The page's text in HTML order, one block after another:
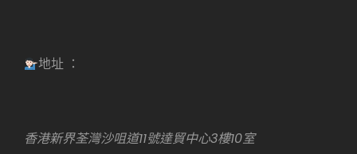
地址 ：
香港新界荃灣沙咀道11號達貿中心3樓10室